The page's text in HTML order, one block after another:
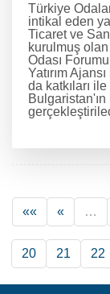
Türkiye
intikal eden
Ticaret ve
kurulmuş
Odası
Yatırım
da katkıları
«« « …
20 21 22